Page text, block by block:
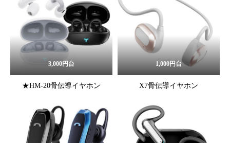
3,000円台
★HM-20骨伝導イヤホン
1,000円台
X7骨伝導イヤホン